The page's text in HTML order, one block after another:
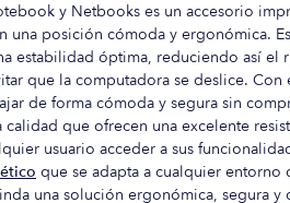
y Netbooks es un accesorio
una posición cómoda y ergonómica.
estabilidad óptima, reduciendo así
que la computadora se deslice.
de forma cómoda y segura sin
calidad que ofrecen una excelente
usuario acceder a sus
que se adapta a cualquier
una solución ergonómica, segura